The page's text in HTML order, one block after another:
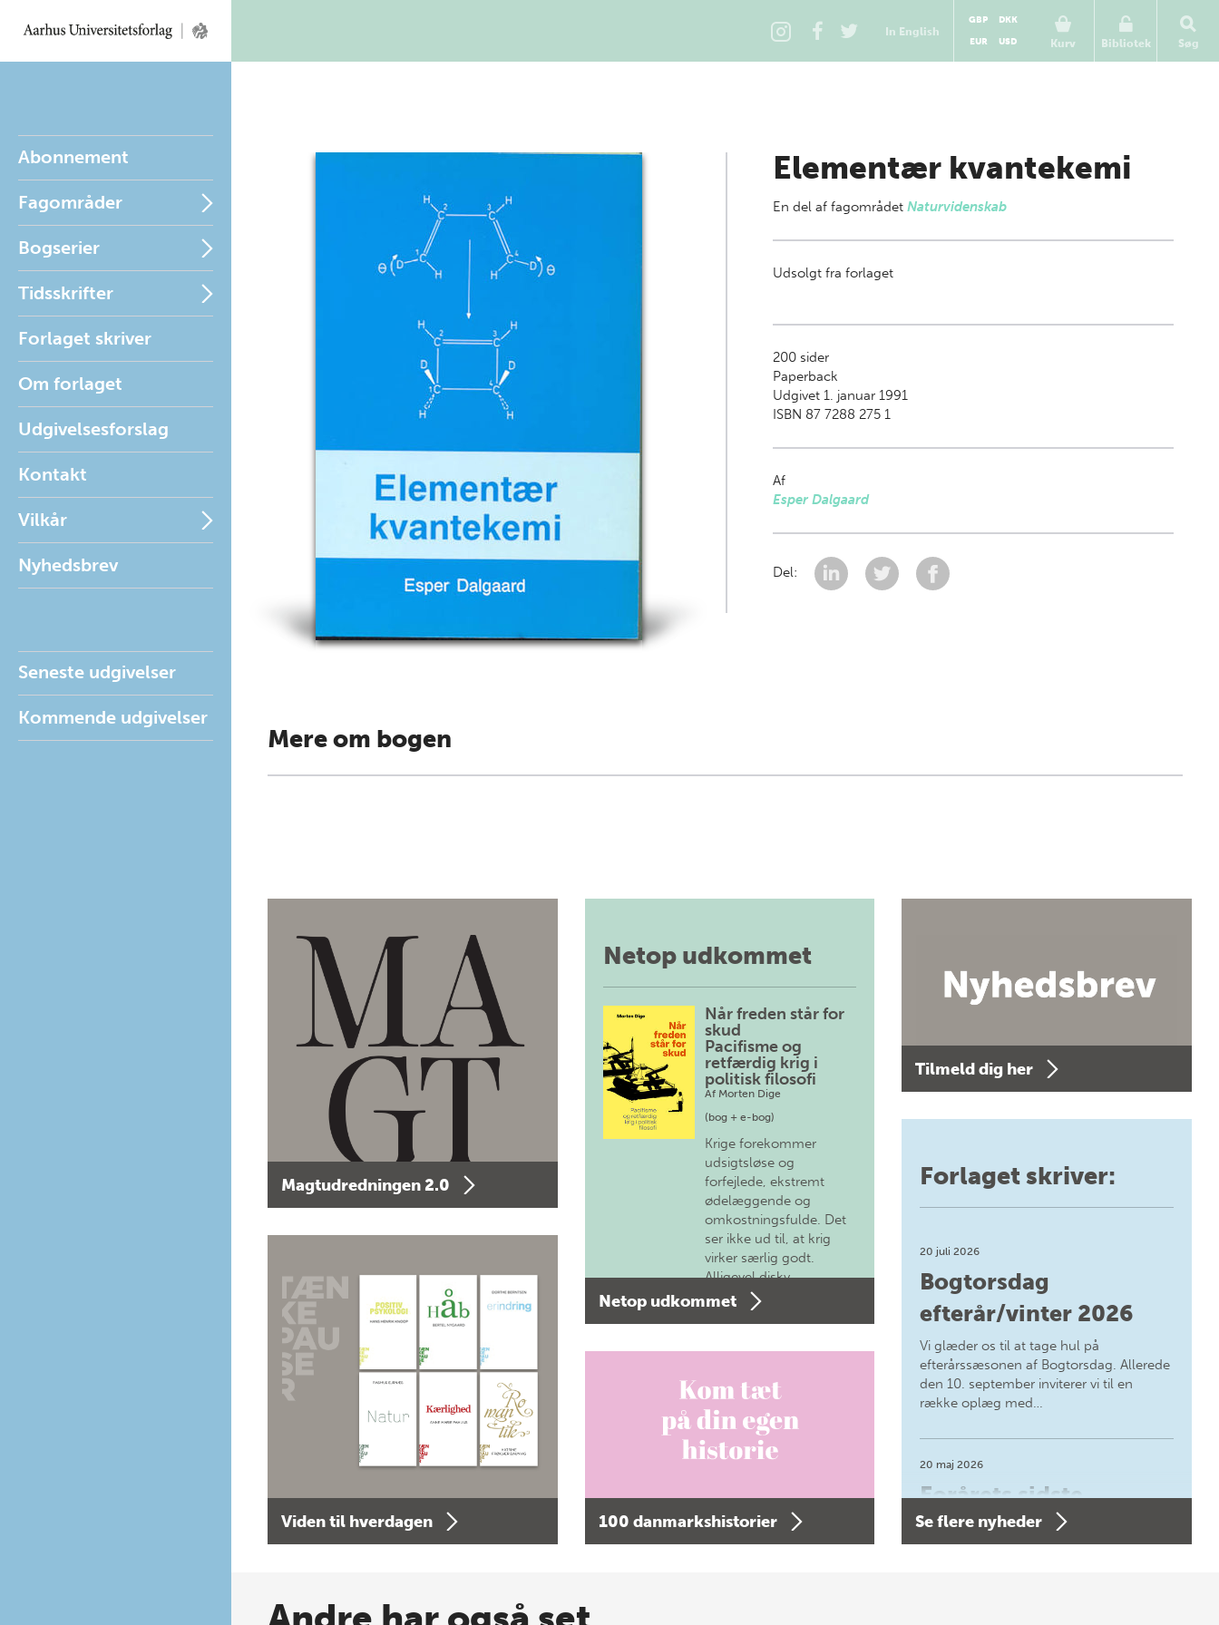
In English
Kurv
GBP
DKK
EUR
USD Bibliotek Søg
Abonnement
Fagområder
Bogserier
Tidsskrifter
Forlaget skriver
Om forlaget
Udgivelsesforslag
Kontakt
Vilkår
Nyhedsbrev
Seneste udgivelser
Kommende udgivelser
Elementær kvantekemi
En del af fagområdet Naturvidenskab
Udsolgt fra forlaget
200sider
Paperback
Udgivet 1. januar 1991
ISBN 87 7288 275 1
Af
Esper Dalgaard
Del:
Mere om bogen
Magtudredningen 2.0
Viden til hverdagen
Netop udkommet
Når freden står for
skud
Pacifisme og
retfærdig krig i
politisk filosofi
Af Morten Dige
(bog + e-bog)
Krige forekommer
udsigtsløse og
forfejlede, ekstremt
ødelæggende og
omkostningsfulde. Det
ser ikke ud til, at krig
virker særlig godt.
Alligevel diskv…
Netop udkommet
100 danmarkshistorier
Tilmeld dig her
Forlaget skriver:
20 juli 2026
Bogtorsdag
efterår/vinter 2026
Vi glæder os til at tage hul på
efterårssæsonen af Bogtorsdag. Allerede
den 10. september inviterer vi til en
række oplæg med…
20 maj 2026
Forårets sidste
Bogtorsdag 11. juni
Se flere nyheder